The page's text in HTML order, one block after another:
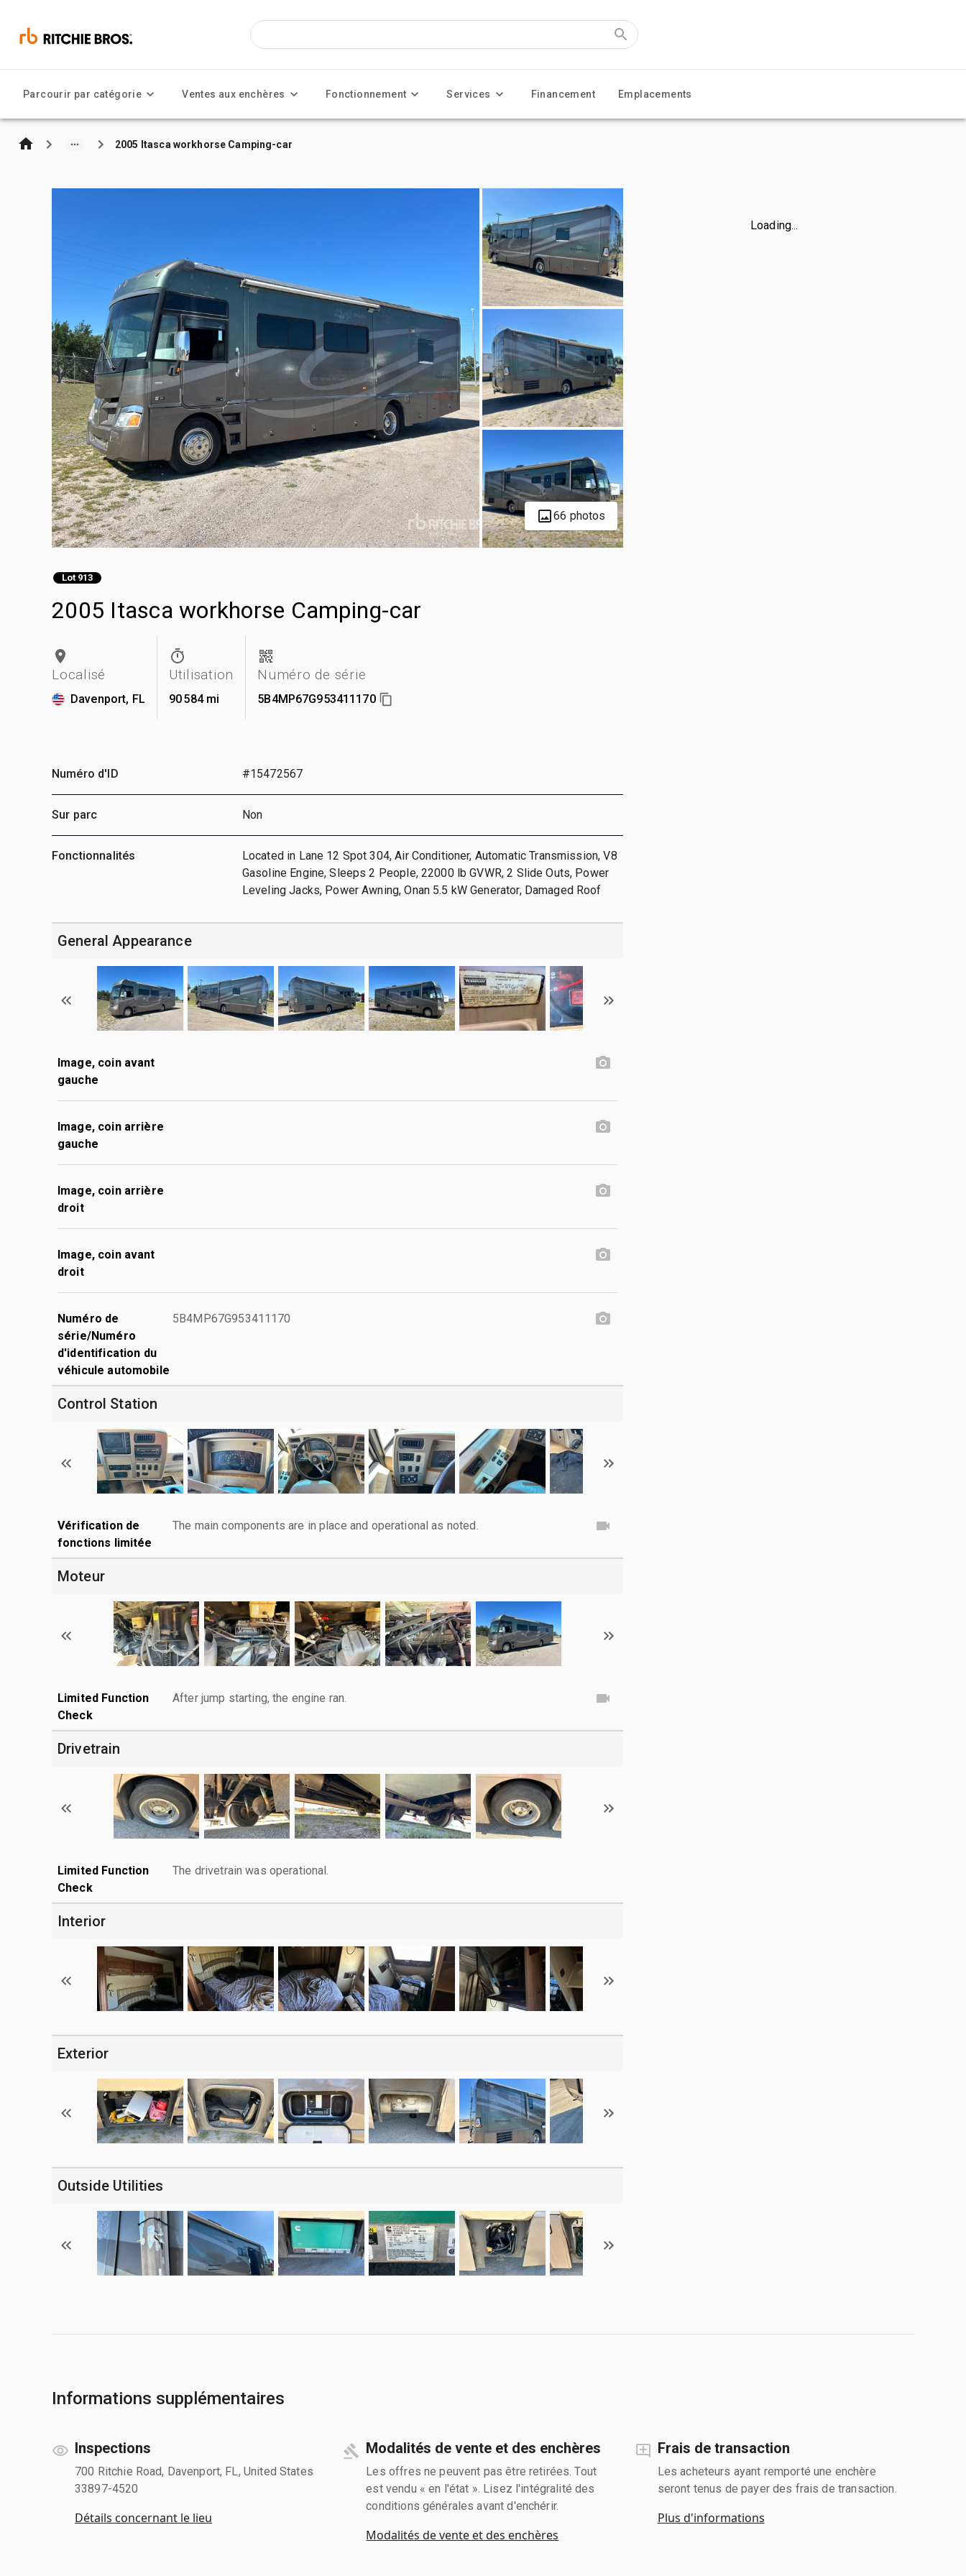
Parcourir par catégorie Ventes aux enchères Fonctionnement Services Financement Emplacements
2005 Itasca workhorse Camping-car
66 photos
Lot 913
2005 Itasca workhorse Camping-car
Localisé
Davenport, FL
Utilisation
90 584 mi
Numéro de série
5B4MP67G953411170
Loading...
Numéro d'ID #15472567
Sur parc Non
Fonctionnalités
Located in Lane 12 Spot 304, Air Conditioner, Automatic Transmission, V8
Gasoline Engine, Sleeps 2 People, 22000 lb GVWR, 2 Slide Outs, Power
Leveling Jacks, Power Awning, Onan 5.5 kW Generator, Damaged Roof
General Appearance
Image, coin avant
gauche
Image, coin arrière
gauche
Image, coin arrière
droit
Image, coin avant
droit
Numéro de
série/Numéro
d'identification du
véhicule automobile
5B4MP67G953411170
Control Station
Vérification de
fonctions limitée
The main components are in place and operational as noted.
Moteur
Limited Function
Check
After jump starting, the engine ran.
Drivetrain
Limited Function
Check
The drivetrain was operational.
Interior
Exterior
Outside Utilities
Informations supplémentaires
Inspections
700 Ritchie Road, Davenport, FL, United States
33897-4520
Détails concernant le lieu
Modalités de vente et des enchères
Les offres ne peuvent pas être retirées. Tout
est vendu « en l'état ». Lisez l'intégralité des
conditions générales avant d'enchérir.
Modalités de vente et des enchères
Frais de transaction
Les acheteurs ayant remporté une enchère
seront tenus de payer des frais de transaction.
Plus d'informations